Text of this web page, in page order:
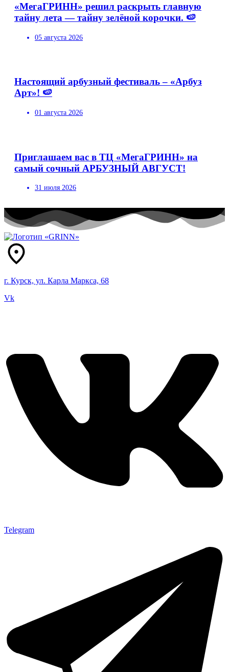
«МегаГРИНН» решил раскрыть главную
тайну лета — тайну зелёной корочки. 🍉
05 августа 2026
Настоящий арбузный фестиваль – «Арбуз
Арт»! 🍉
01 августа 2026
Приглашаем вас в ТЦ «МегаГРИНН» на
самый сочный АРБУЗНЫЙ АВГУСТ!
31 июля 2026
г. Курск, ул. Карла Маркса, 68
Vk
Telegram